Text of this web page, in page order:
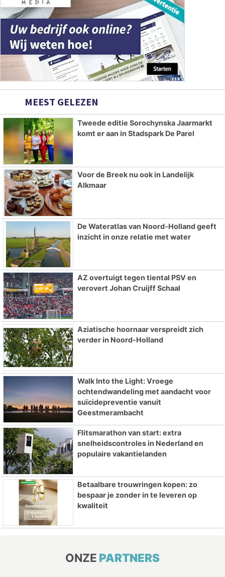
MEEST GELEZEN
Tweede editie Sorochynska Jaarmarkt
komt er aan in Stadspark De Parel
Voor de Breek nu ook in Landelijk
Alkmaar
De Wateratlas van Noord-Holland geeft
inzicht in onze relatie met water
AZ overtuigt tegen tiental PSV en
verovert Johan Cruijff Schaal
Aziatische hoornaar verspreidt zich
verder in Noord-Holland
Walk Into the Light: Vroege
ochtendwandeling met aandacht voor
suïcidepreventie vanuit
Geestmerambacht
Flitsmarathon van start: extra
snelheidscontroles in Nederland en
populaire vakantielanden
Betaalbare trouwringen kopen: zo
bespaar je zonder in te leveren op
kwaliteit
ONZE PARTNERS